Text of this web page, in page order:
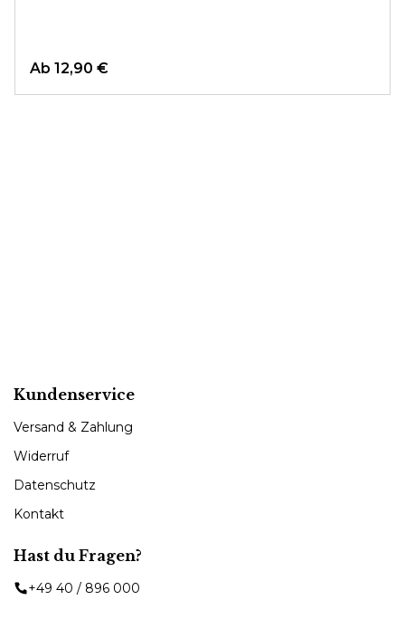
Ab 12,90 €
Kundenservice
Versand & Zahlung
Widerruf
Datenschutz
Kontakt
Hast du Fragen?
+49 40 / 896 000